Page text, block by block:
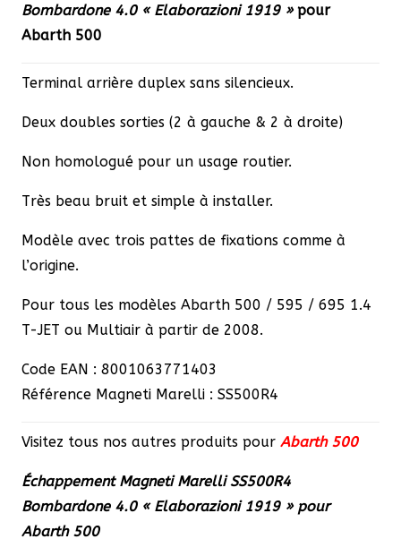
Bombardone 4.0 « Elaborazioni 1919 »pour
Abarth 500
Terminal arrière duplex sans silencieux.
Deux doubles sorties (2 à gauche & 2 à droite)
Non homologué pour un usage routier.
Très beau bruit et simple à installer.
Modèle avec trois pattes de fixations comme à
l’origine.
Pour tous les modèles Abarth 500 / 595 / 695 1.4
T-JET ou Multiair à partir de 2008.
Code EAN : 8001063771403
Référence Magneti Marelli : SS500R4
Visitez tous nos autres produits pour Abarth 500
Échappement Magneti Marelli SS500R4
Bombardone 4.0 « Elaborazioni 1919 » pour
Abarth 500